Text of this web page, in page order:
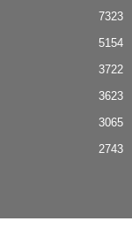
7323
5154
3722
3623
3065
2743